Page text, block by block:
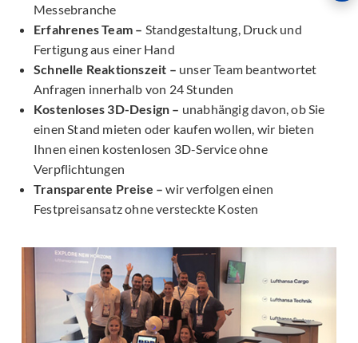
Messebranche
Erfahrenes Team – Standgestaltung, Druck und
Fertigung aus einer Hand
Schnelle Reaktionszeit – unser Team beantwortet
Anfragen innerhalb von 24 Stunden
Kostenloses 3D-Design – unabhängig davon, ob Sie
einen Stand mieten oder kaufen wollen, wir bieten
Ihnen einen kostenlosen 3D-Service ohne
Verpflichtungen
Transparente Preise – wir verfolgen einen
Festpreisansatz ohne versteckte Kosten